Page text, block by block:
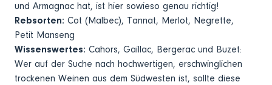
und Armagnac hat, ist hier sowieso genau richtig!
Rebsorten: Cot (Malbec), Tannat, Merlot, Negrette,
Petit Manseng
Wissenswertes: Cahors, Gaillac, Bergerac und Buzet:
Wer auf der Suche nach hochwertigen, erschwinglichen
trockenen Weinen aus dem Südwesten ist, sollte diese